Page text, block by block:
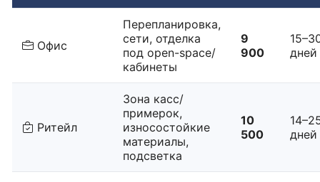
Офис
Перепланировка,
сети, отделка
под open-space/
кабинеты
9
900
дней
Ритейл
Зона касс/
примерок,
износостойкие
материалы,
подсветка
10
500
дней